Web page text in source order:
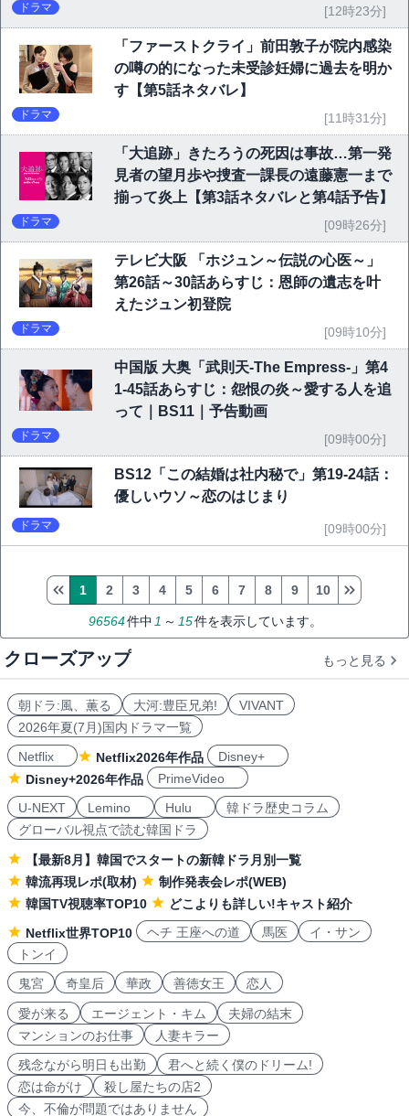
ドラマ [12時23分]
「ファーストクライ」前田敦子が院内感染
の噂の的になった未受診妊婦に過去を明か
す【第5話ネタバレ】
ドラマ [11時31分]
「大追跡」きたろうの死因は事故…第一発
見者の望月歩や捜査一課長の遠藤憲一まで
揃って炎上【第3話ネタバレと第4話予告】
ドラマ [09時26分]
テレビ大阪 「ホジュン～伝説の心医～」
第26話～30話あらすじ：恩師の遺志を叶
えたジュン初登院
ドラマ [09時10分]
中国版 大奥「武則天-The Empress-」第4
1-45話あらすじ：怨恨の炎～愛する人を追
って｜BS11｜予告動画
ドラマ [09時00分]
BS12「この結婚は社内秘で」第19-24話：
優しいウソ～恋のはじまり
ドラマ [09時00分]
96564件中 1 ～ 15件を表示しています。
1 2 3 4 5 6 7 8 9 10
クローズアップ もっと見る
朝ドラ:風、薫る 大河:豊臣兄弟!
VIVANT
2026年夏(7月)国内ドラマ一覧
Netflix
Netflix2026年作品
Disney+
Disney+2026年作品
PrimeVideo
U-NEXT
Lemino Hulu
韓ドラ歴史コラム
グローバル視点で読む韓国ドラ
【最新8月】韓国でスタートの新韓ドラ月別一覧
韓流再現レポ(取材)
制作発表会レポ(WEB)
韓国TV視聴率TOP10
どこよりも詳しい!キャスト紹介
Netflix世界TOP10
ヘチ 王座への道 馬医
イ・サン
トンイ
鬼宮
奇皇后 華政 善徳女王 恋人
愛が来る エージェント・キム
夫婦の結末
マンションのお仕事
人妻キラー
残念ながら明日も出勤
君へと続く僕のドリーム!
恋は命がけ
殺し屋たちの店2
今、不倫が問題ではありません